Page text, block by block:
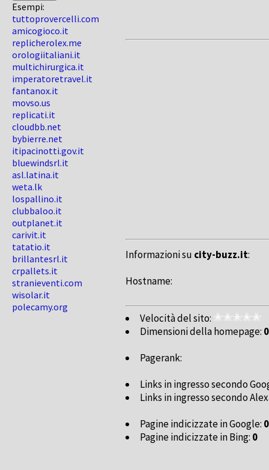
Esempi:
tuttoprovercelli.com
amicogioco.it
replicherolex.me
orologiitaliani.it
multichirurgica.it
imperatoretravel.it
fantanox.it
movso.us
replicati.it
cloudbb.net
bybierre.net
itipacinotti.gov.it
bluewindsrl.it
asl.latina.it
weta.lk
lospallino.it
clubbaloo.it
outplanet.it
carivit.it
tatatio.it
brillantesrl.it
crpallets.it
stranieventi.com
wisolar.it
polecamy.org
Informazioni su city-buzz.it:
Hostname:
Velocità del sito:
Dimensioni della homepage: 0
Pagerank:
Links in ingresso secondo
Links in ingresso secondo
Pagine indicizzate in Google: 0
Pagine indicizzate in Bing: 0